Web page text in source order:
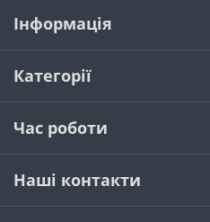
Інформація
Категорії
Час роботи
Наші контакти